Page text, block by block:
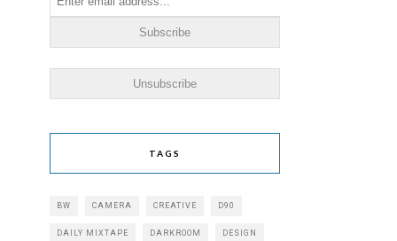
TAGS
BW CAMERA CREATIVE D90
DAILY MIXTAPE DARKROOM DESIGN